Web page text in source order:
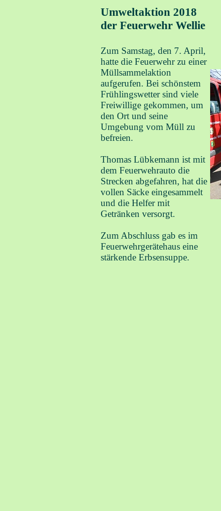
Umweltaktion 2018
der Feuerwehr Wellie
Zum Samstag, den 7. April,
hatte die Feuerwehr zu einer
Müllsammelaktion
aufgerufen. Bei schönstem
Frühlingswetter sind viele
Freiwillige gekommen, um
den Ort und seine
Umgebung vom Müll zu
befreien.
Thomas Lübkemann ist mit
dem Feuerwehrauto die
Strecken abgefahren, hat die
vollen Säcke eingesammelt
und die Helfer mit
Getränken versorgt.
Zum Abschluss gab es im
Feuerwehrgerätehaus eine
stärkende Erbsensuppe.